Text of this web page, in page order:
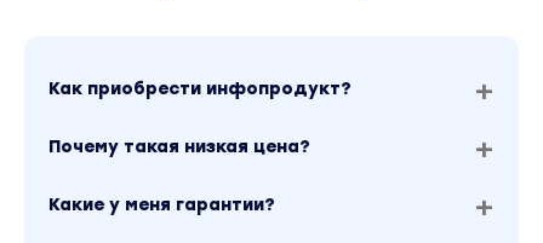
Как приобрести инфопродукт?
Почему такая низкая цена?
Какие у меня гарантии?